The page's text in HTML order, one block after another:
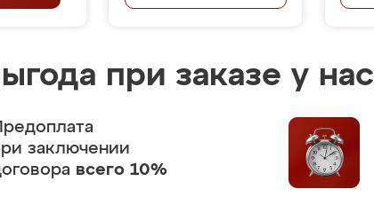
при заказе у нас
заключении
всего 10%